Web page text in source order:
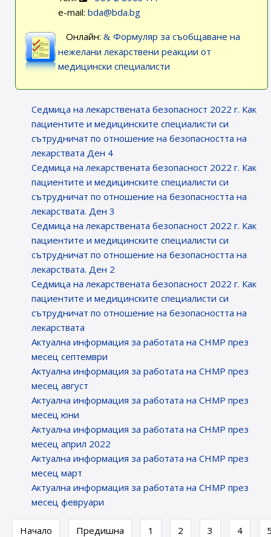
e-mail:bda@bda.bg
Онлайн:
Формуляр за съобщаване на
нежелани лекарствени реакции от
медицински специалисти
Седмица на лекарствената безопасност 2022 г. Как
пациентите и медицинските специалисти си
сътрудничат по отношение на безопасността на
лекарствата Ден 4
Седмица на лекарствената безопасност 2022 г. Как
пациентите и медицинските специалисти си
сътрудничат по отношение на безопасността на
лекарствата. Ден 3
Седмица на лекарствената безопасност 2022 г. Как
пациентите и медицинските специалисти си
сътрудничат по отношение на безопасността на
лекарствата. Ден 2
Седмица на лекарствената безопасност 2022 г. Как
пациентите и медицинските специалисти си
сътрудничат по отношение на безопасността на
лекарствата
Актуална информация за работата на CHMP през
месец септември
Актуална информация за работата на CHMP през
месец август
Актуална информация за работата на CHMP през
месец юни
Актуална информация за работата на CHMP през
месец април 2022
Актуална информация за работата на CHMP през
месец март
Актуална информация за работата на CHMP през
месец февруари
Начало Предишна 1 2 3 4